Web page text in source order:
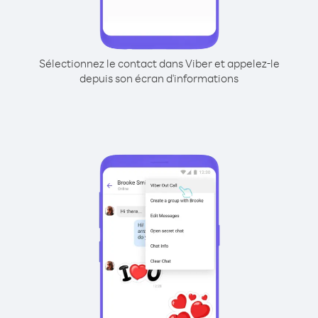
Sélectionnez le contact dans Viber et appelez-le
depuis son écran d'informations